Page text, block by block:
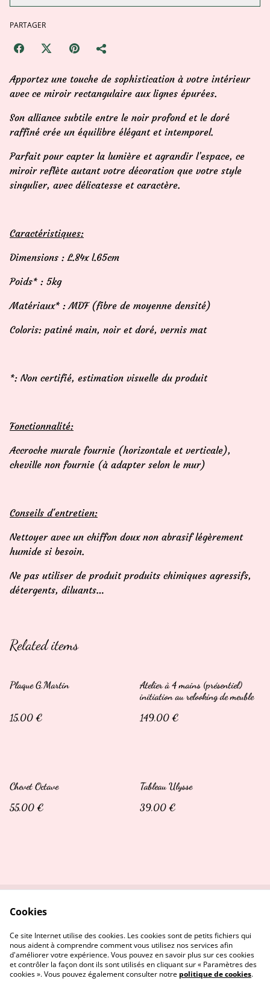
PARTAGER
Apportez une touche de sophistication à votre intérieur
avec ce miroir rectangulaire aux lignes épurées.
Son alliance subtile entre le noir profond et le doré
raffiné crée un équilibre élégant et intemporel.
Parfait pour capter la lumière et agrandir l’espace, ce
miroir reflète autant votre décoration que votre style
singulier, avec délicatesse et caractère.
Caractéristiques:
Dimensions : L.84x l.65cm
Poids* : 5kg
Matériaux* : MDF (fibre de moyenne densité)
Coloris: patiné main, noir et doré, vernis mat
*: Non certifié, estimation visuelle du produit
Fonctionnalité:
Accroche murale fournie (horizontale et verticale),
cheville non fournie (à adapter selon le mur)
Conseils d'entretien:
Nettoyer avec un chiffon doux non abrasif légèrement
humide si besoin.
Ne pas utiliser de produit produits chimiques agressifs,
détergents, diluants…
Related items
Plaque G.Martin
15,00 €
Atelier à 4 mains (présentiel)
initiation au relooking de meuble
149,00 €
Chevet Octave
55,00 €
Tableau Ulysse
39,00 €
Politique de confidentialité
Politique de cookies
Cookies
Ce site Internet utilise des cookies. Les cookies sont de petits fichiers qui
nous aident à comprendre comment vous utilisez nos services afin
d'améliorer votre expérience. Vous pouvez en savoir plus sur ces cookies
et contrôler la façon dont ils sont utilisés en cliquant sur « Paramètres des
cookies ». Vous pouvez également consulter notre politique de cookies.